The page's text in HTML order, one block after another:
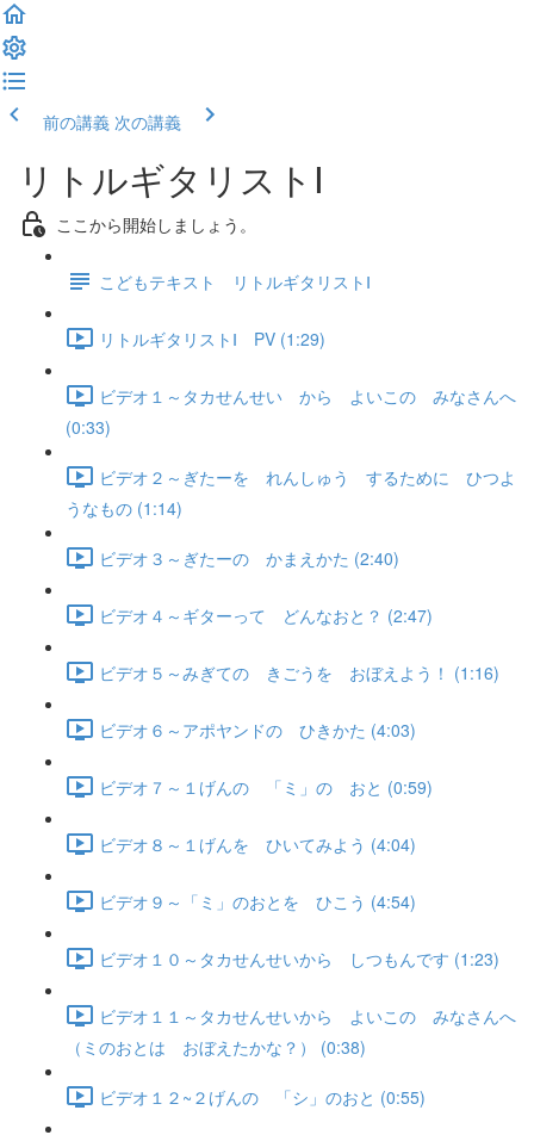
前の講義 次の講義
リトルギタリストⅠ
ここから開始しましょう。
こどもテキスト リトルギタリストⅠ
リトルギタリストⅠ PV (1:29)
ビデオ１～タカせんせい から よいこの みなさんへ
(0:33)
ビデオ２～ぎたーを れんしゅう するために ひつよ
うなもの (1:14)
ビデオ３～ぎたーの かまえかた (2:40)
ビデオ４～ギターって どんなおと？ (2:47)
ビデオ５～みぎての きごうを おぼえよう！ (1:16)
ビデオ６～アポヤンドの ひきかた (4:03)
ビデオ７～１げんの 「ミ」の おと (0:59)
ビデオ８～１げんを ひいてみよう (4:04)
ビデオ９～「ミ」のおとを ひこう (4:54)
ビデオ１０～タカせんせいから しつもんです (1:23)
ビデオ１１～タカせんせいから よいこの みなさんへ
（ミのおとは おぼえたかな？） (0:38)
ビデオ１２~２げんの 「シ」のおと (0:55)